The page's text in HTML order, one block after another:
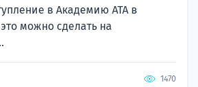
в Академию ATA в
можно сделать на
1470